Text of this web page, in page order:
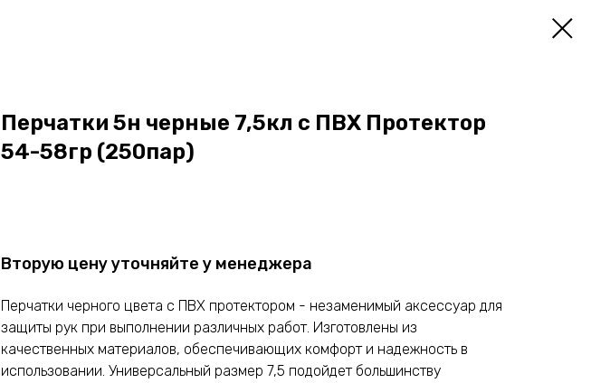
Перчатки 5н черные 7,5кл с ПВХ Протектор
54-58гр (250пар)
Вторую цену уточняйте у менеджера
Перчатки черного цвета с ПВХ протектором - незаменимый аксессуар для
защиты рук при выполнении различных работ. Изготовлены из
качественных материалов, обеспечивающих комфорт и надежность в
использовании. Универсальный размер 7,5 подойдет большинству